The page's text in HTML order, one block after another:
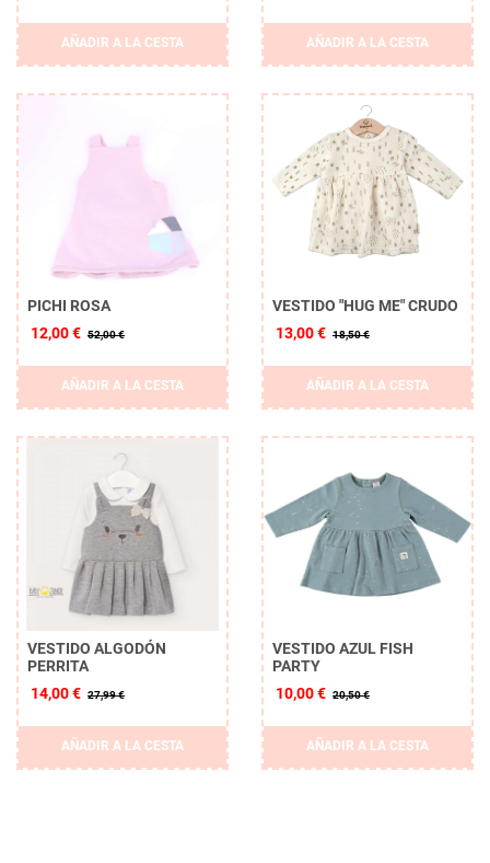
AÑADIR A LA CESTA AÑADIR A LA CESTA
PICHI ROSA
12,00 € 52,00 €
AÑADIR A LA CESTA
VESTIDO "HUG ME" CRUDO
13,00 € 18,50 €
AÑADIR A LA CESTA
VESTIDO ALGODÓN
PERRITA
14,00 € 27,99 €
AÑADIR A LA CESTA
VESTIDO AZUL FISH
PARTY
10,00 € 20,50 €
AÑADIR A LA CESTA